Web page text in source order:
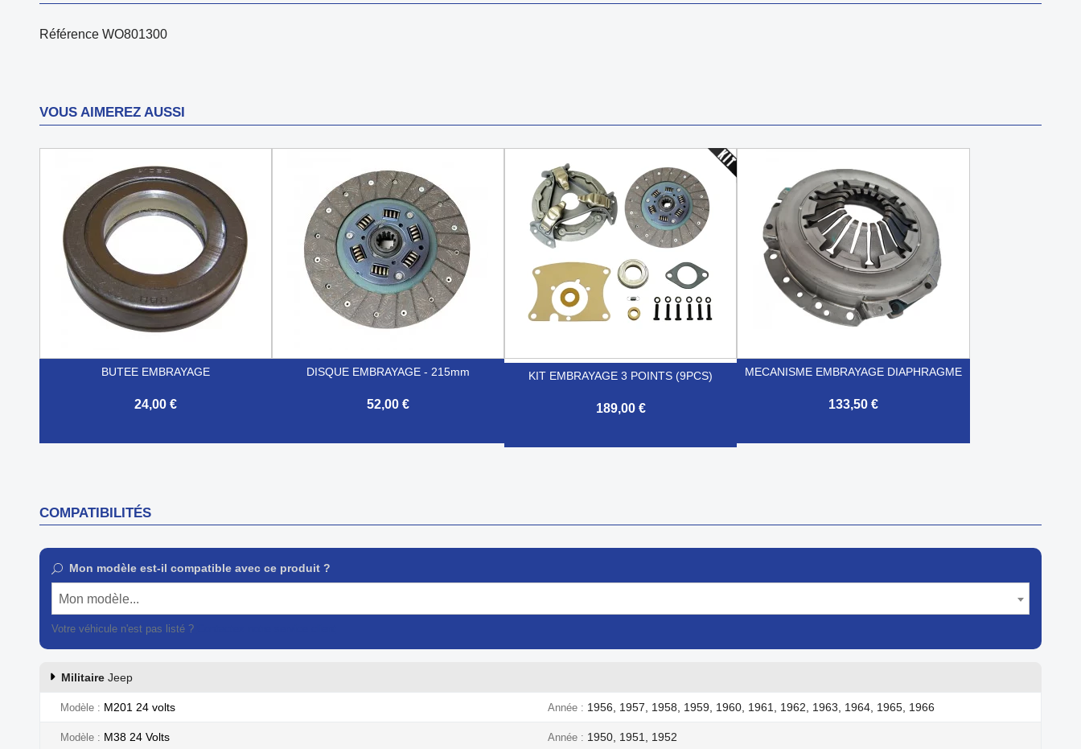
Référence WO801300
VOUS AIMEREZ AUSSI
BUTEE EMBRAYAGE
24,00 €
DISQUE EMBRAYAGE - 215mm
52,00 €
KIT EMBRAYAGE 3 POINTS (9PCS)
189,00 €
MECANISME EMBRAYAGE DIAPHRAGME
133,50 €
COMPATIBILITÉS
Mon modèle est-il compatible avec ce produit ?
Mon modèle...
Votre véhicule n'est pas listé ?
Militaire Jeep
Modèle M201 24 volts Année 1956, 1957, 1958, 1959, 1960, 1961, 1962, 1963, 1964, 1965, 1966
Modèle M38 24 Volts Année 1950, 1951, 1952